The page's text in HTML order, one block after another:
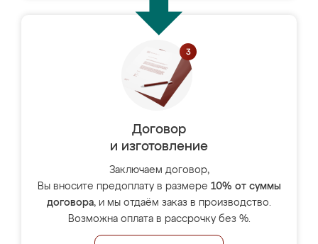
Договор
и изготовление
Заключаем договор,
Вы вносите предоплату в размере 10% от суммы
договора, и мы отдаём заказ в производство.
Возможна оплата в рассрочку без %.